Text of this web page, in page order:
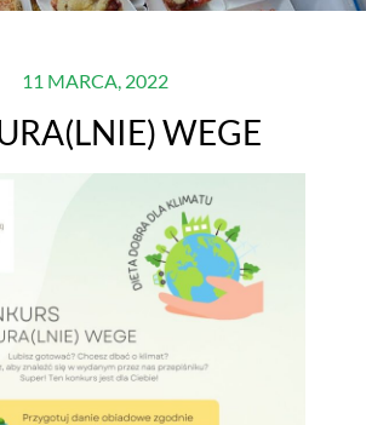
11 MARCA, 2022
WEGE